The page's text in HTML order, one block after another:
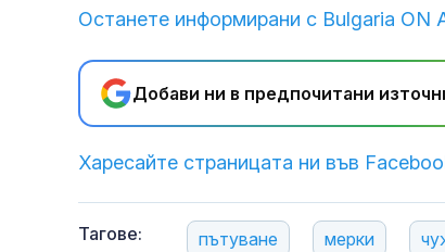
Останете информирани с Bulgaria ON
Добави ни в предпочитани
Харесайте страницата ни във
Тагове: пътуване мерки